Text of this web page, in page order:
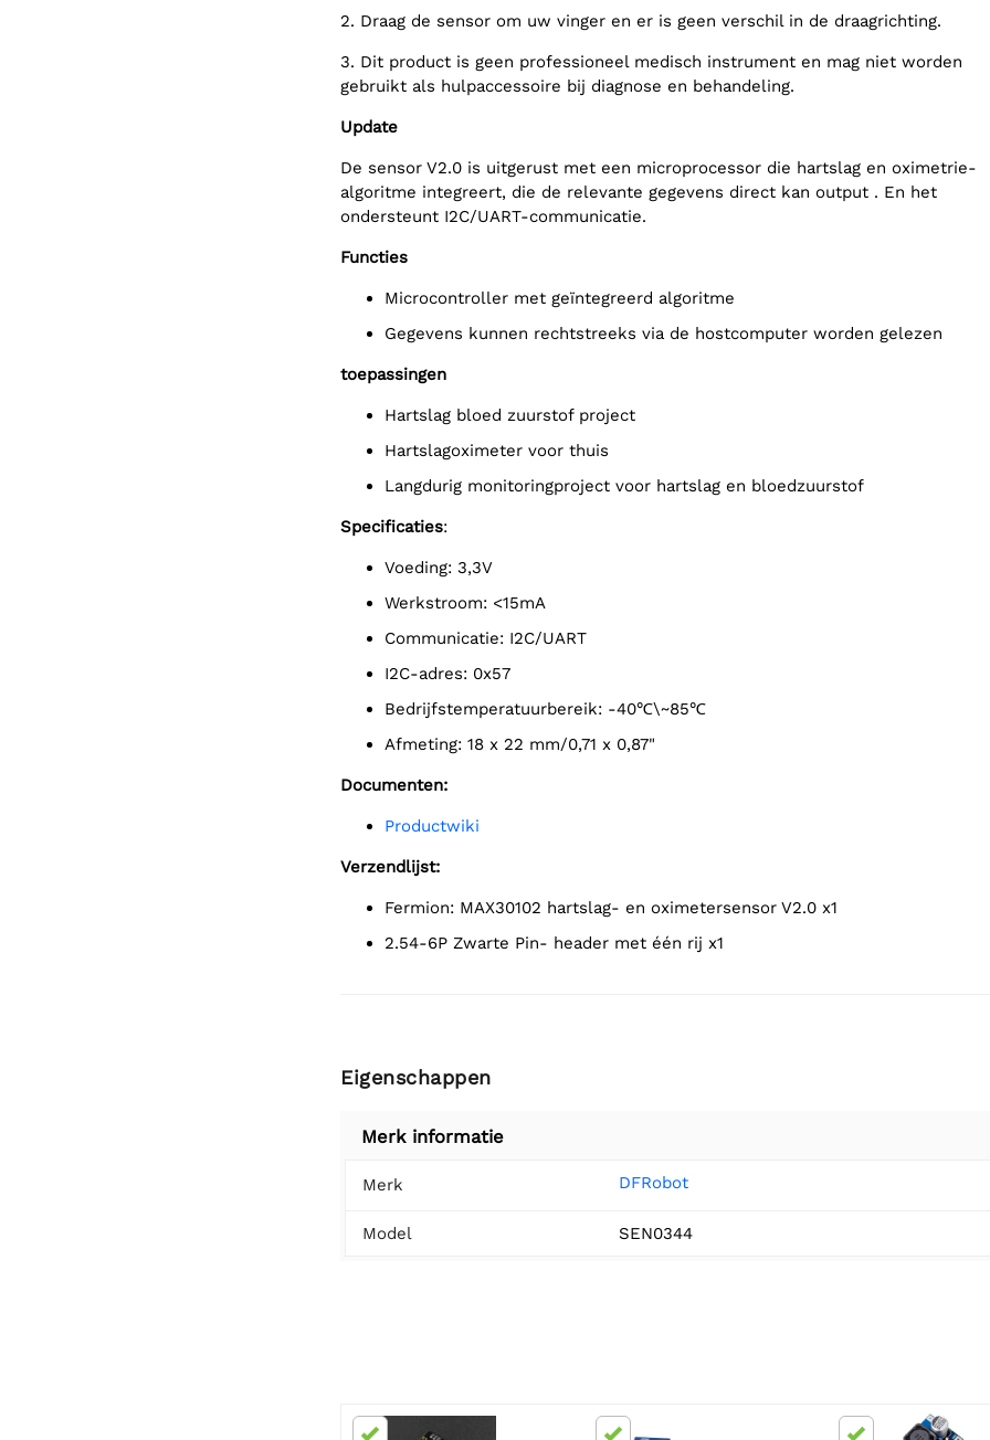
2. Draag de sensor om uw vinger en er is geen verschil in de draagrichting.
3. Dit product is geen professioneel medisch instrument en mag niet worden
gebruikt als hulpaccessoire bij diagnose en behandeling.
Update
De sensor V2.0 is uitgerust met een microprocessor die hartslag en oximetrie-
algoritme integreert, die de relevante gegevens direct kan output . En het
ondersteunt I2C/UART-communicatie.
Functies
Microcontroller met geïntegreerd algoritme
Gegevens kunnen rechtstreeks via de hostcomputer worden gelezen
toepassingen
Hartslag bloed zuurstof project
Hartslagoximeter voor thuis
Langdurig monitoringproject voor hartslag en bloedzuurstof
Specificaties:
Voeding: 3,3V
Werkstroom: <15mA
Communicatie: I2C/UART
I2C-adres: 0x57
Bedrijfstemperatuurbereik: -40℃\~85℃
Afmeting: 18 x 22 mm/0,71 x 0,87"
Documenten:
Productwiki
Verzendlijst:
Fermion: MAX30102 hartslag- en oximetersensor V2.0 x1
2.54-6P Zwarte Pin- header met één rij x1
Eigenschappen
Merk informatie
Merk DFRobot
Model SEN0344